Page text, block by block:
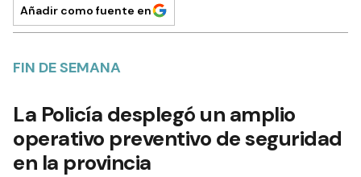
Añadir como fuente en
FIN DE SEMANA
La Policía desplegó un amplio
operativo preventivo de seguridad
en la provincia